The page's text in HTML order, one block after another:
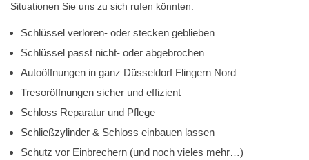
Situationen Sie uns zu sich rufen könnten.
Schlüssel verloren- oder stecken geblieben
Schlüssel passt nicht- oder abgebrochen
Autoöffnungen in ganz Düsseldorf Flingern Nord
Tresoröffnungen sicher und effizient
Schloss Reparatur und Pflege
Schließzylinder & Schloss einbauen lassen
Schutz vor Einbrechern (und noch vieles mehr…)